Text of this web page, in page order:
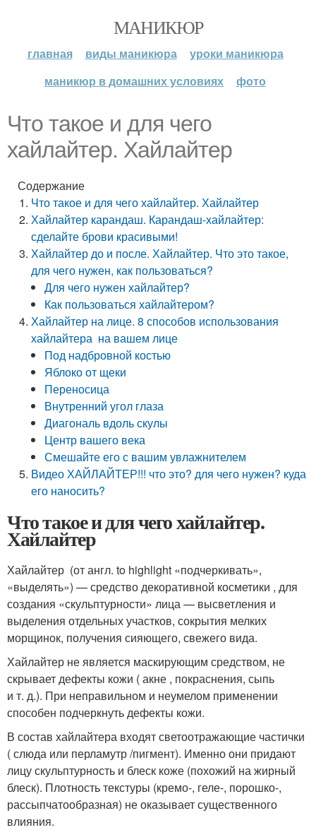
МАНИКЮР
главная виды маникюра
уроки маникюра
маникюр в домашних условиях
фото
Что такое и для чего
хайлайтер. Хайлайтер
Содержание
Что такое и для чего хайлайтер. Хайлайтер
Хайлайтер карандаш. Карандаш-хайлайтер:
сделайте брови красивыми!
Хайлайтер до и после. Хайлайтер. Что это такое,
для чего нужен, как пользоваться?
Для чего нужен хайлайтер?
Как пользоваться хайлайтером?
Хайлайтер на лице. 8 способов использования
хайлайтера на вашем лице
Под надбровной костью
Яблоко от щеки
Переносица
Внутренний угол глаза
Диагональ вдоль скулы
Центр вашего века
Смешайте его с вашим увлажнителем
Видео ХАЙЛАЙТЕР!!! что это? для чего нужен? куда
его наносить?
Что такое и для чего хайлайтер.
Хайлайтер
Хайлайтер (от англ. to highlight «подчеркивать»,
«выделять») — средство декоративной косметики , для
создания «скульптурности» лица — высветления и
выделения отдельных участков, сокрытия мелких
морщинок, получения сияющего, свежего вида.
Хайлайтер не является маскирующим средством, не
скрывает дефекты кожи ( акне , покраснения, сыпь
и т. д.). При неправильном и неумелом применении
способен подчеркнуть дефекты кожи.
В состав хайлайтера входят светоотражающие частички
( слюда или перламутр /пигмент). Именно они придают
лицу скульптурность и блеск коже (похожий на жирный
блеск). Плотность текстуры (кремо-, геле-, порошко-,
рассыпчатообразная) не оказывает существенного
влияния.